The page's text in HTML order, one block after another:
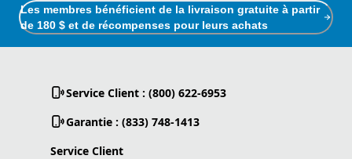
Les membres bénéficient de la livraison gratuite à partir
de 180 $ et de récompenses pour leurs achats
Service Client : (800) 622-6953
Garantie : (833) 748-1413
Service Client